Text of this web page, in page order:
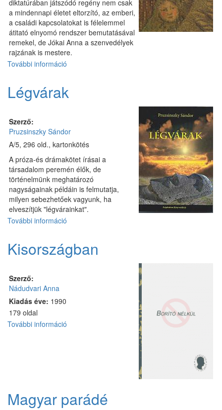
diktatúrában játszódó regény nem csak
a mindennapi életet eltorzító, az emberi,
a családi kapcsolatokat is félelemmel
átitató elnyomó rendszer bemutatásával
remekel, de Jókai Anna a szenvedélyek
rajzának is mestere.
További információ
tartalommal
Légvárak
Szerző:
Pruzsinszky Sándor
A/5, 296 old., kartonkötés
A próza-és drámakötet írásai a
társadalom peremén élők, de
történelmünk meghatározó
nagyságainak példáin is felmutatja,
milyen sebezhetőek vagyunk, ha
elveszítjük "légvárainkat".
További információ
Kisországban
Szerző:
Nádudvari Anna
Kiadás éve: 1990
179 oldal
További információ
Magyar parádé